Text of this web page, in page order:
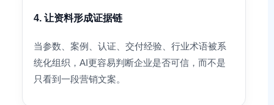
4. 让资料形成证据链
当参数、案例、认证、交付经验、行业术语被系
统化组织，AI更容易判断企业是否可信，而不是
只看到一段营销文案。